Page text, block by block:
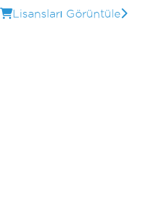
Lisansları Görüntüle